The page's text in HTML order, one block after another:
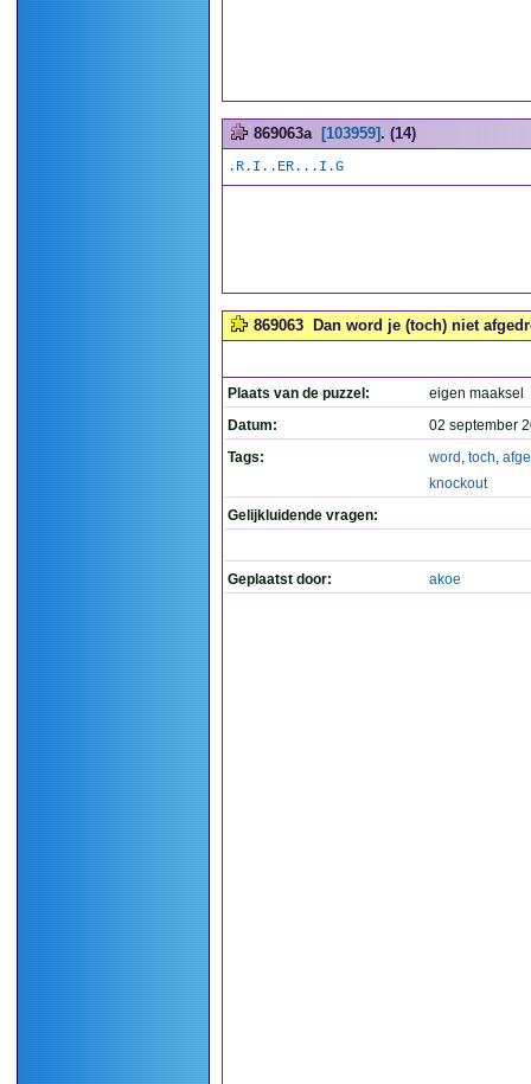
869063a [103959] . (14)
.R.I..ER...I.G
869063 Dan word je (toch) niet
Plaats van de puzzel:
eigen maaksel
Datum:
02 september
Tags:
word , toch,
knockout
Gelijkluidende vragen:
Geplaatst door: akoe